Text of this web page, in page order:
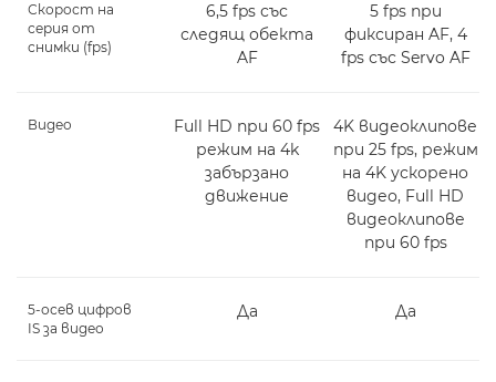
Скорост на
серия от
снимки (fps)
6,5 fps със
следящ обекта
AF
5 fps при
фиксиран AF, 4
fps със Servo AF
Видео
Full HD при 60 fps
режим на 4k
забързано
движение
4K видеоклипове
при 25 fps, режим
на 4K ускорено
видео, Full HD
видеоклипове
при 60 fps
5-осев цифров
IS за видео
Да Да